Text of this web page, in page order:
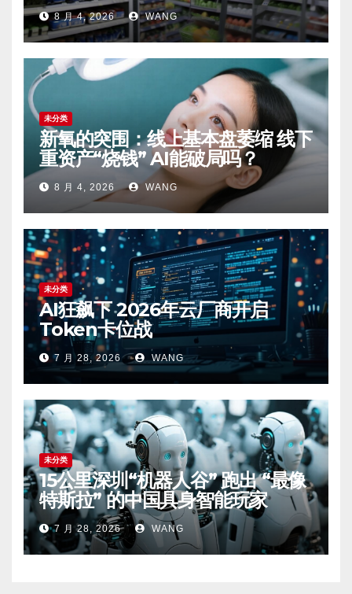
8 月 4, 2026 WANG
未分类
新氧的突围：线上基本盘萎缩 线下
重资产“烧钱” AI能破局吗？
8 月 4, 2026 WANG
未分类
AI狂飙下 2026年云厂商开启
Token卡位战
7 月 28, 2026 WANG
未分类
15公里深圳“机器人谷” 跑出 “最像
特斯拉” 的中国具身智能玩家
7 月 28, 2026 WANG